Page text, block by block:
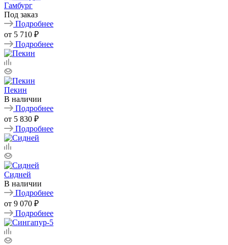
Гамбург
Под заказ
Подробнее
от 5 710 ₽
Подробнее
Пекин
В наличии
Подробнее
от 5 830 ₽
Подробнее
Сидней
В наличии
Подробнее
от 9 070 ₽
Подробнее